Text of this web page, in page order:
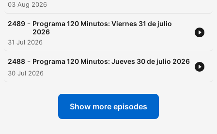
03 Aug 2026
2489 - Programa 120 Minutos: Viernes 31 de julio
2026
31 Jul 2026
2488 - Programa 120 Minutos: Jueves 30 de julio 2026
30 Jul 2026
Show more episodes